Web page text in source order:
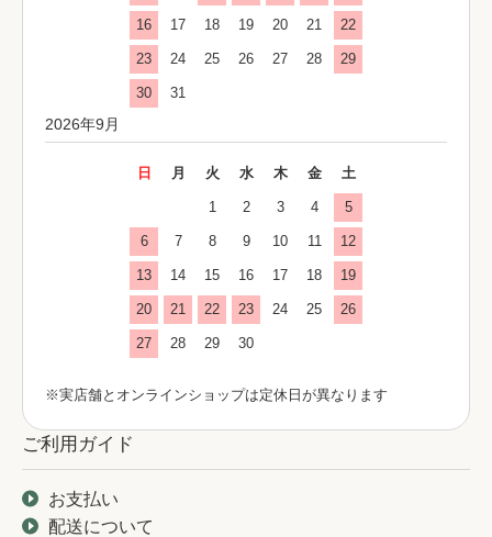
16 17 18 19 20 21 22
23 24 25 26 27 28 29
30 31
2026年9月
日 月 火 水 木 金 土
1 2 3 4 5
6 7 8 9 10 11 12
13 14 15 16 17 18 19
20 21 22 23 24 25 26
27 28 29 30
※実店舗とオンラインショップは定休日が異なります
ご利用ガイド
お支払い
配送について